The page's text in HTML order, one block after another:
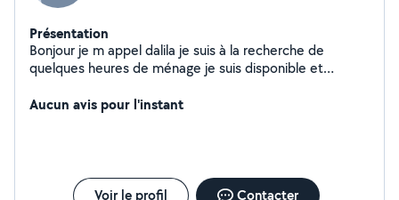
Présentation
Bonjour je m appel dalila je suis à la recherche de
quelques heures de ménage je suis disponible et
Aucun avis pour l'instant
Voir le profil Contacter